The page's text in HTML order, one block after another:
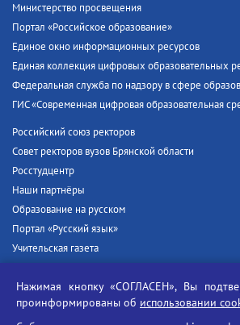
Министерство просвещения
Портал «Российское образование»
Единое окно информационных ресурсов
Единая коллекция цифровых образовательных
Федеральная служба по надзору в сфере
ГИС «Современная цифровая образовательная
Российский союз ректоров
Совет ректоров вузов Брянской области
Росстудцентр
Наши партнёры
Образование на русском
Портал «Русский язык»
Учительская газета
Единый портал государственных услуг
Нажимая кнопку «СОГЛАСЕН», Вы
проинформированы об использовании